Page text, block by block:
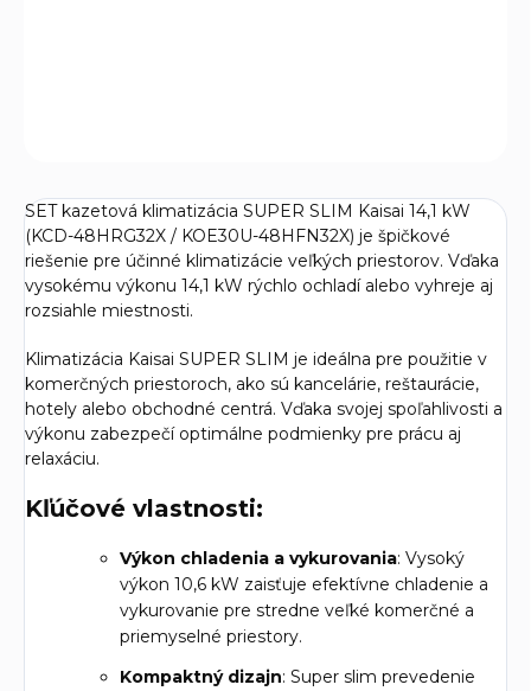
SET kazetová klimatizácia SUPER SLIM Kaisai 14,1 kW
(KCD-48HRG32X / KOE30U-48HFN32X) je špičkové
riešenie pre účinné klimatizácie veľkých priestorov. Vďaka
vysokému výkonu 14,1 kW rýchlo ochladí alebo vyhreje aj
rozsiahle miestnosti.
Klimatizácia Kaisai SUPER SLIM je ideálna pre použitie v
komerčných priestoroch, ako sú kancelárie, reštaurácie,
hotely alebo obchodné centrá. Vďaka svojej spoľahlivosti a
výkonu zabezpečí optimálne podmienky pre prácu aj
relaxáciu.
Kľúčové vlastnosti:
Výkon chladenia a vykurovania: Vysoký
výkon 10,6 kW zaisťuje efektívne chladenie a
vykurovanie pre stredne veľké komerčné a
priemyselné priestory.
Kompaktný dizajn: Super slim prevedenie